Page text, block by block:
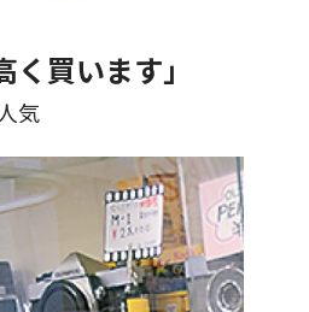
く買います」
気